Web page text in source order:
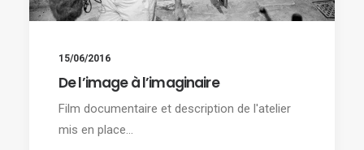
15/06/2016
De l’image à l’imaginaire
Film documentaire et description de l'atelier
mis en place…